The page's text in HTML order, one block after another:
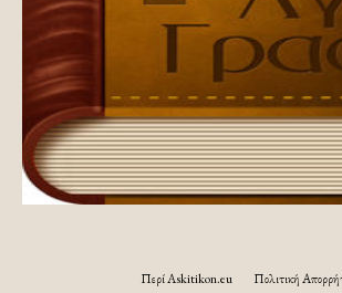
Περί Askitikon.eu Πολιτική